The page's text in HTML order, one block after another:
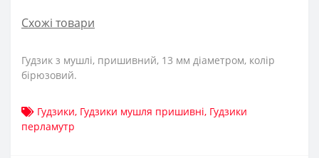
Схожі товари
Гудзик з мушлі, пришивний, 13 мм діаметром, колір
бірюзовий.
Гудзики, Гудзики мушля пришивні, Гудзики
перламутр